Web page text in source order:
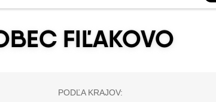
FIĽAKOVO
PODĽA KRAJOV: